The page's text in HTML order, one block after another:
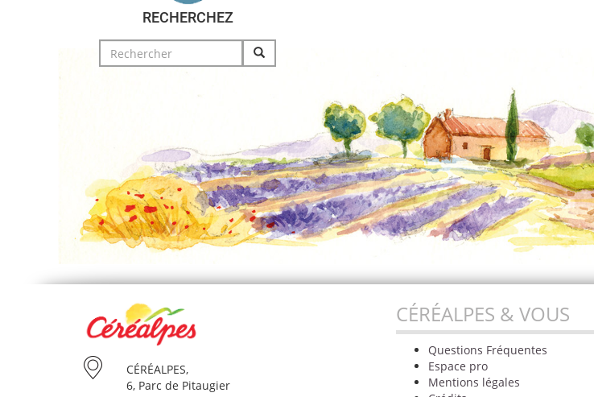
RECHERCHEZ
Search
for:
CÉRÉALPES,
6, Parc de Pitaugier
CÉRÉALPES & VOUS
Questions Fréquentes
Espace pro
Mentions légales